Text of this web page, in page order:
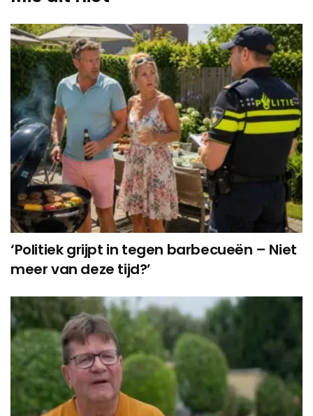
‘Politiek grijpt in tegen barbecueën – Niet
meer van deze tijd?’